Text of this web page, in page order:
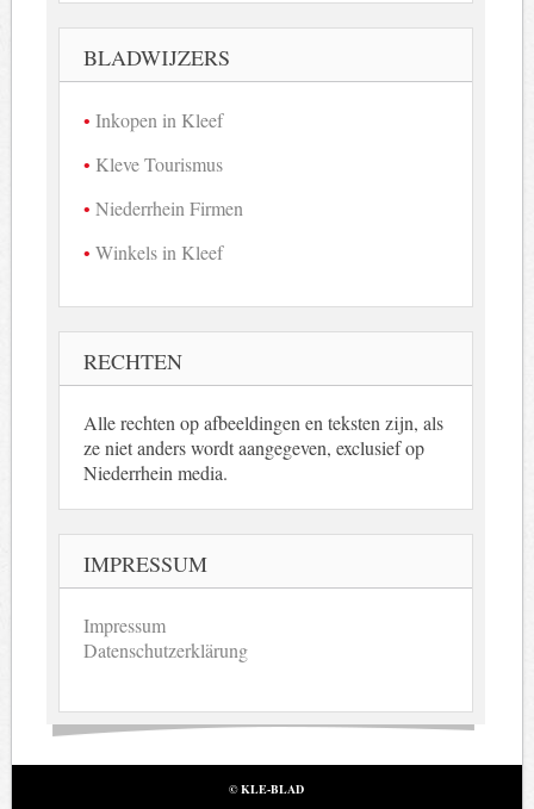
beeld
BLADWIJZERS
Inkopen in Kleef
Kleve Tourismus
Niederrhein Firmen
Winkels in Kleef
RECHTEN
Alle rechten op afbeeldingen en teksten zijn, als
ze niet anders wordt aangegeven, exclusief op
Niederrhein media.
IMPRESSUM
Impressum
Datenschutzerklärung
© KLE-BLAD